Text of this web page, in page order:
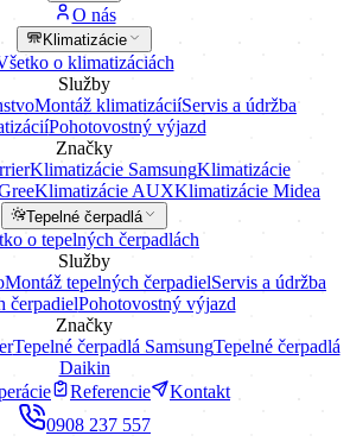
O nás
Klimatizácie
o klimatizáciách
Služby
Montáž klimatizáciíServis a údržba
Pohotovostný výjazd
Značky
Klimatizácie SamsungKlimatizácie
Klimatizácie AUXKlimatizácie Midea
Tepelné čerpadlá
o tepelných čerpadlách
Služby
Montáž tepelných čerpadielServis a údržba
čerpadielPohotovostný výjazd
Značky
Tepelné čerpadlá SamsungTepelné čerpadlá
Daikin
Referencie
Kontakt
0908 237 557